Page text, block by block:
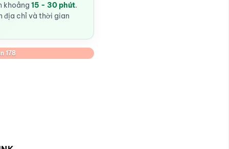
khoảng 15 - 30 phút.
địa chỉ và thời gian
178